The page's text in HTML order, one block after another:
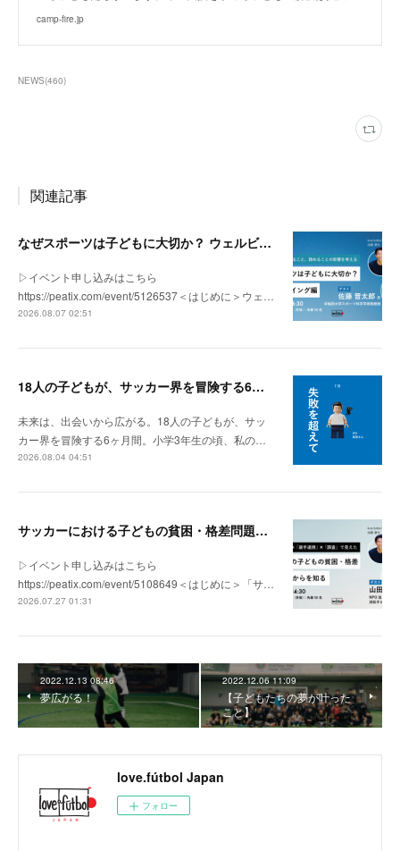
camp-fire.jp
NEWS(460)
関連記事
なぜスポーツは子どもに大切か？ ウェルビーイング編 | 「社会とサッカー」 vol.2
▷イベント申し込みはこちら
https://peatix.com/event/5126537＜はじめに＞ウェ…
2026.08.07 02:51
18人の子どもが、サッカー界を冒険する6ヶ月間。
未来は、出会いから広がる。18人の子どもが、サッ
カー界を冒険する6ヶ月間。小学3年生の頃、私の…
2026.08.04 04:51
サッカーにおける子どもの貧困・格差問題の現状 | 「社会とサッカー」vol.1
▷イベント申し込みはこちら
https://peatix.com/event/5108649＜はじめに＞「サ…
2026.07.27 01:31
2022.12.13 08:46
夢広がる！
2022.12.06 11:09
【子どもたちの夢が叶った
こと】
love.fútbol Japan
フォロー